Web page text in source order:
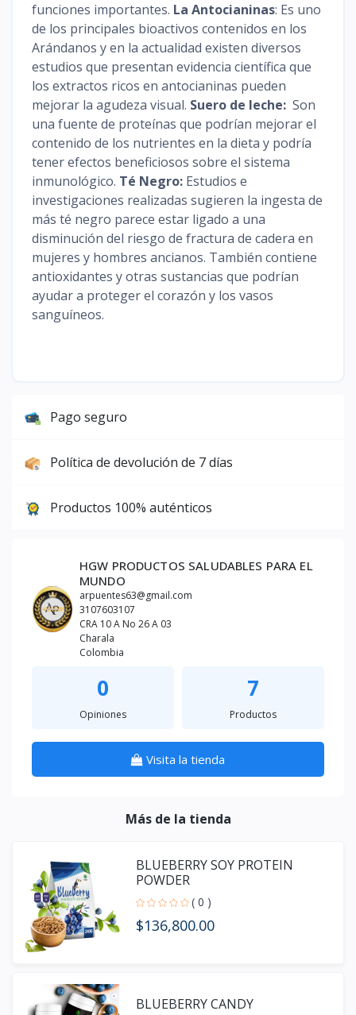
funciones importantes. La Antocianinas: Es uno
de los principales bioactivos contenidos en los
Arándanos y en la actualidad existen diversos
estudios que presentan evidencia científica que
los extractos ricos en antocianinas pueden
mejorar la agudeza visual. Suero de leche: Son
una fuente de proteínas que podrían mejorar el
contenido de los nutrientes en la dieta y podría
tener efectos beneficiosos sobre el sistema
inmunológico. Té Negro: Estudios e
investigaciones realizadas sugieren la ingesta de
más té negro parece estar ligado a una
disminución del riesgo de fractura de cadera en
mujeres y hombres ancianos. También contiene
antioxidantes y otras sustancias que podrían
ayudar a proteger el corazón y los vasos
sanguíneos.
Pago seguro
Política de devolución de 7 días
Productos 100% auténticos
HGW PRODUCTOS SALUDABLES PARA EL
MUNDO
arpuentes63@gmail.com
3107603107
CRA 10 A No 26 A 03
Charala
Colombia
0
Opiniones
7
Productos
Visita la tienda
Más de la tienda
BLUEBERRY SOY PROTEIN
POWDER
( 0 )
$136,800.00
BLUEBERRY CANDY